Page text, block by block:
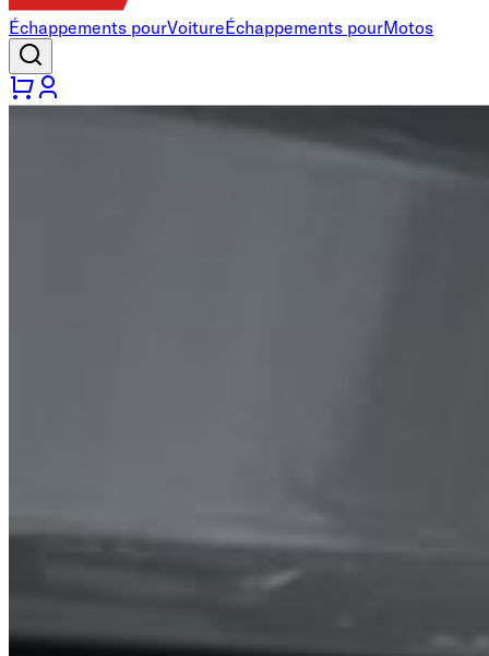
Échappements pourVoitureÉchappements pourMotos